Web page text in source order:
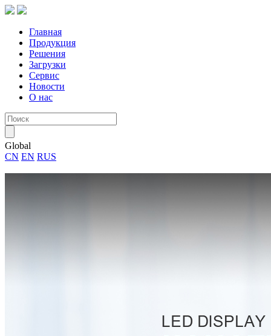
Главная
Продукция
Решения
Загрузки
Сервис
Новости
О нас
Global
CN EN RUS